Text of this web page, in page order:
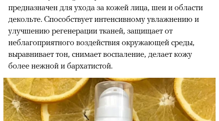
предназначен для ухода за кожей лица, шеи и области
декольте. Способствует интенсивному увлажнению и
улучшению регенерации тканей, защищает от
неблагоприятного воздействия окружающей среды,
выравнивает тон, снимает воспаление, делает кожу
более нежной и бархатистой.